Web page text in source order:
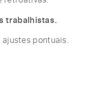
trabalhistas.
ajustes pontuais.